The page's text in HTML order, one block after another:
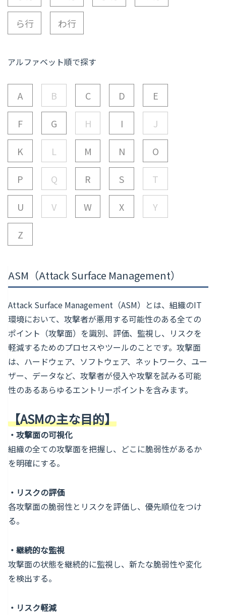
ら行 わ行
アルファベット順で探す
A B C D E
F G H I J
K L M N O
P Q R S T
U V W X Y
Z
ASM（Attack Surface Management）
Attack Surface Management（ASM）とは、組織のIT
環境において、攻撃者が悪用する可能性のある全ての
ポイント（攻撃面）を識別、評価、監視し、リスクを
軽減するためのプロセスやツールのことです。攻撃面
は、ハードウェア、ソフトウェア、ネットワーク、ユー
ザー、データなど、攻撃者が侵入や攻撃を試みる可能
性のあるあらゆるエントリーポイントを含みます。
【ASMの主な目的】
・攻撃面の可視化
組織の全ての攻撃面を把握し、どこに脆弱性があるか
を明確にする。
・リスクの評価
各攻撃面の脆弱性とリスクを評価し、優先順位をつけ
る。
・継続的な監視
攻撃面の状態を継続的に監視し、新たな脆弱性や変化
を検出する。
・リスク軽減